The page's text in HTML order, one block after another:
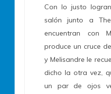
Con lo justo
salón junto a
encuentran con
produce un cruce
y Melisandre le
dicho la otra vez,
un par de ojos